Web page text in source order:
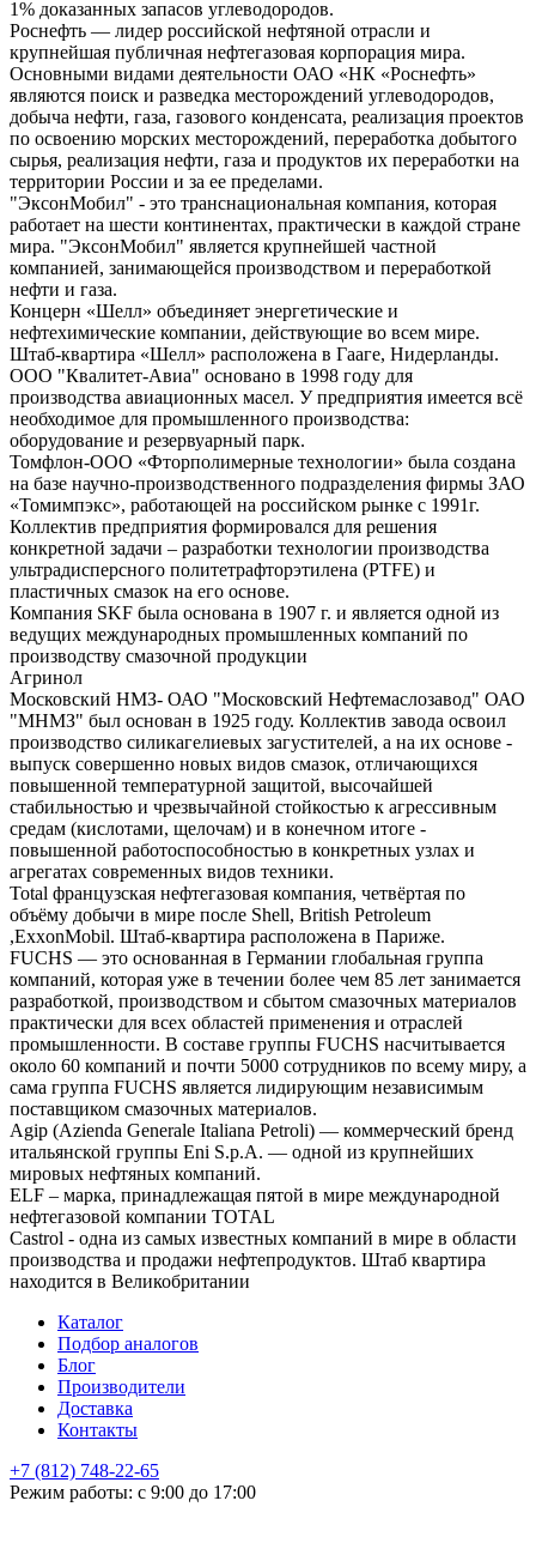
1% доказанных запасов углеводородов.
Роснефть — лидер российской нефтяной отрасли и
крупнейшая публичная нефтегазовая корпорация мира.
Основными видами деятельности ОАО «НК «Роснефть»
являются поиск и разведка месторождений углеводородов,
добыча нефти, газа, газового конденсата, реализация проектов
по освоению морских месторождений, переработка добытого
сырья, реализация нефти, газа и продуктов их переработки на
территории России и за ее пределами.
"ЭксонМобил" - это транснациональная компания, которая
работает на шести континентах, практически в каждой стране
мира. "ЭксонМобил" является крупнейшей частной
компанией, занимающейся производством и переработкой
нефти и газа.
Концерн «Шелл» объединяет энергетические и
нефтехимические компании, действующие во всем мире.
Штаб-квартира «Шелл» расположена в Гааге, Нидерланды.
ООО "Квалитет-Авиа" основано в 1998 году для
производства авиационных масел. У предприятия имеется всё
необходимое для промышленного производства:
оборудование и резервуарный парк.
Томфлон-ООО «Фторполимерные технологии» была создана
на базе научно-производственного подразделения фирмы ЗАО
«Томимпэкс», работающей на российском рынке с 1991г.
Коллектив предприятия формировался для решения
конкретной задачи – разработки технологии производства
ультрадисперсного политетрафторэтилена (PTFE) и
пластичных смазок на его основе.
Компания SKF была основана в 1907 г. и является одной из
ведущих международных промышленных компаний по
производству смазочной продукции
Агринол
Московский НМЗ- ОАО "Московский Нефтемаслозавод" ОАО
"МНМЗ" был основан в 1925 году. Коллектив завода освоил
производство силикагелиевых загустителей, а на их основе -
выпуск совершенно новых видов смазок, отличающихся
повышенной температурной защитой, высочайшей
стабильностью и чрезвычайной стойкостью к агрессивным
средам (кислотами, щелочам) и в конечном итоге -
повышенной работоспособностью в конкретных узлах и
агрегатах современных видов техники.
Total французская нефтегазовая компания, четвёртая по
объёму добычи в мире после Shell, British Petroleum
,ExxonMobil. Штаб-квартира расположена в Париже.
FUCHS — это основанная в Германии глобальная группа
компаний, которая уже в течении более чем 85 лет занимается
разработкой, производством и сбытом смазочных материалов
практически для всех областей применения и отраслей
промышленности. В составе группы FUCHS насчитывается
около 60 компаний и почти 5000 сотрудников по всему миру, а
сама группа FUCHS является лидирующим независимым
поставщиком смазочных материалов.
Agip (Azienda Generale Italiana Petroli) — коммерческий бренд
итальянской группы Eni S.p.A. — одной из крупнейших
мировых нефтяных компаний.
ELF – марка, принадлежащая пятой в мире международной
нефтегазовой компании TOTAL
Castrol - одна из самых известных компаний в мире в области
производства и продажи нефтепродуктов. Штаб квартира
находится в Великобритании
Каталог
Подбор аналогов
Блог
Производители
Доставка
Контакты
+7 (812) 748-22-65
Режим работы: с 9:00 до 17:00
НЕ НАШЛИ ЧТО ИСКАЛИ